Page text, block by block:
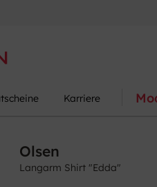
Karriere
Olsen
Langarm Shirt "Edda"